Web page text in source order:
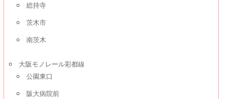
総持寺
茨木市
南茨木
大阪モノレール彩都線
公園東口
阪大病院前